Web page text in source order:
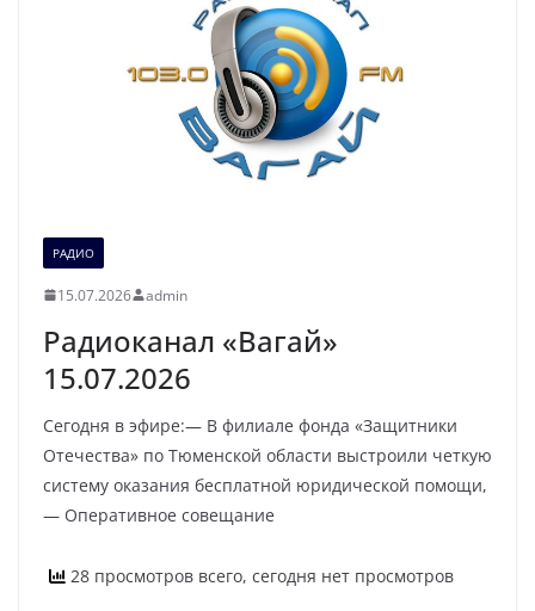
РАДИО
15.07.2026 admin
Радиоканал «Вагай»
15.07.2026
Сегодня в эфире:— В филиале фонда «Защитники
Отечества» по Тюменской области выстроили четкую
систему оказания бесплатной юридической помощи,
— Оперативное совещание
28 просмотров всего, сегодня нет просмотров